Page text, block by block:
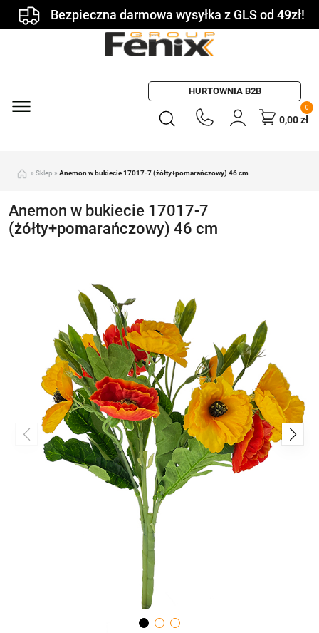
Bezpieczna darmowa wysyłka z GLS od 49zł!
HURTOWNIA B2B
0
0,00zł
» Sklep » Anemon w bukiecie 17017-7 (żółty+pomarańczowy) 46 cm
Anemon w bukiecie 17017-7
(żółty+pomarańczowy) 46 cm